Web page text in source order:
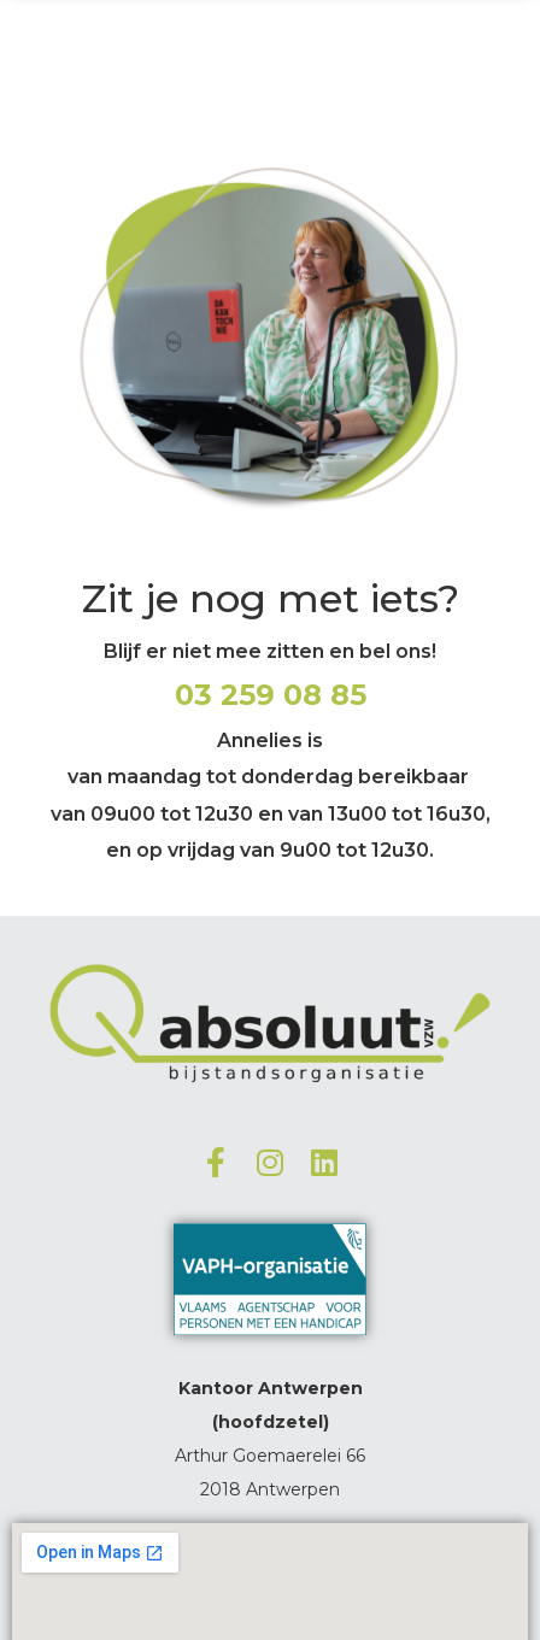
Zit je nog met iets?
Blijf er niet mee zitten en bel ons!
03 259 08 85
Annelies is
van maandag tot donderdag bereikbaar
van 09u00 tot 12u30 en van 13u00 tot 16u30,
en op vrijdag van 9u00 tot 12u30.
Kantoor Antwerpen
(hoofdzetel)
Arthur Goemaerelei 66
2018 Antwerpen